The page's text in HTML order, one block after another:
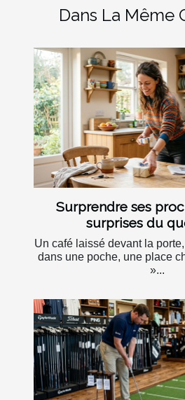
Dans La Même
Surprendre ses
surprises du
Un café laissé devant la
dans une poche, une place
»...